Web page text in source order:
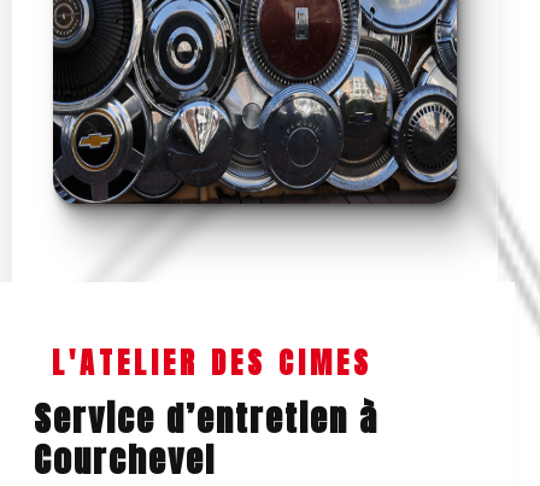
L'ATELIER DES CIMES
Service d’entretien à
Courchevel